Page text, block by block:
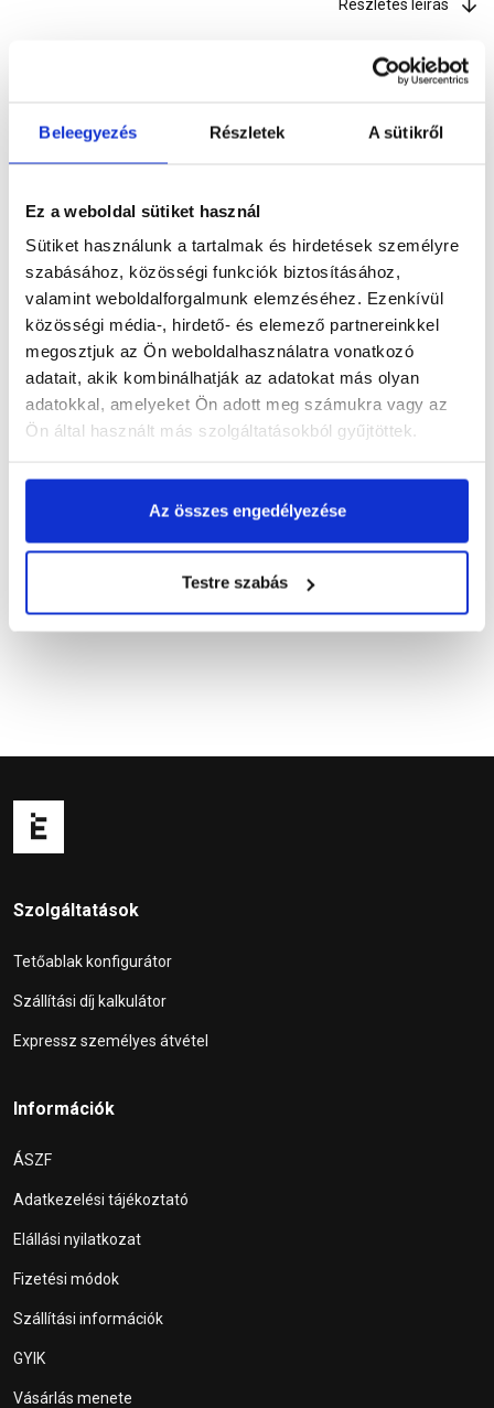
Beleegyezés Részletek A sütikről
Ez a weboldal sütiket használ
Sütiket használunk a tartalmak és hirdetések személyre
szabásához, közösségi funkciók biztosításához,
valamint weboldalforgalmunk elemzéséhez. Ezenkívül
közösségi média-, hirdető- és elemező partnereinkkel
megosztjuk az Ön weboldalhasználatra vonatkozó
adatait, akik kombinálhatják az adatokat más olyan
adatokkal, amelyeket Ön adott meg számukra vagy az
Ön által használt más szolgáltatásokból gyűjtöttek.
Az összes engedélyezése
Testre szabás
Részletes leírás
Részletes leírás
Termékinformáció
Kérdések és válaszok
Szolgáltatások
Tetőablak konfigurátor
Szállítási díj kalkulátor
Expressz személyes átvétel
Információk
ÁSZF
Adatkezelési tájékoztató
Elállási nyilatkozat
Fizetési módok
Szállítási információk
GYIK
Vásárlás menete